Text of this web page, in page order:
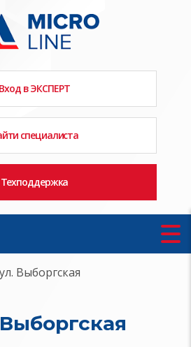
Вход в ЭКСПЕРТ
специалиста
Техподдержка
Выборгская